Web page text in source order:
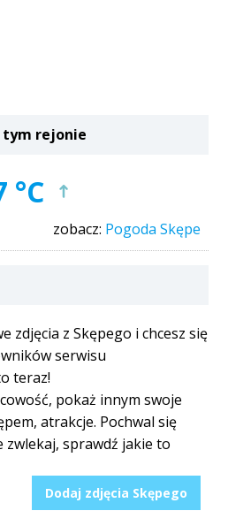
tym rejonie
°C
zobacz: Pogoda Skępe
zdjęcia z Skępego i chcesz się
serwisu
teraz!
pokaż innym swoje
atrakcje. Pochwal się
zwlekaj, sprawdź jakie to
Dodaj zdjęcia Skępego